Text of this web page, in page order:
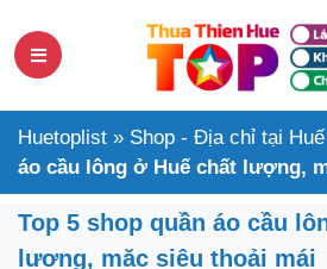
Huetoplist » Shop - Địa chỉ tại Huế
áo cầu lông ở Huế chất lượng,
Top 5 shop quần áo cầu
lượng, mặc siêu thoải mái